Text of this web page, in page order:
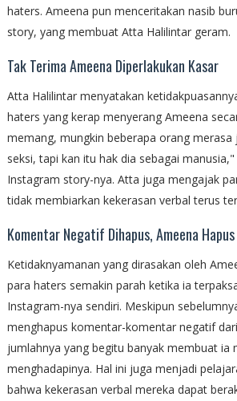
haters. Ameena pun menceritakan nasib
story, yang membuat Atta Halilintar geram.
Tak Terima Ameena Diperlakukan Kasar
Atta Halilintar menyatakan
haters yang kerap menyerang Ameena
memang, mungkin beberapa orang merasa
seksi, tapi kan itu hak dia sebagai
Instagram story-nya. Atta juga mengajak
tidak membiarkan kekerasan verbal terus
Komentar Negatif Dihapus, Ameena
Ketidaknyamanan yang dirasakan oleh
para haters semakin parah ketika ia
Instagram-nya sendiri. Meskipun
menghapus komentar-komentar negatif
jumlahnya yang begitu banyak membuat ia
menghadapinya. Hal ini juga menjadi
bahwa kekerasan verbal mereka dapat